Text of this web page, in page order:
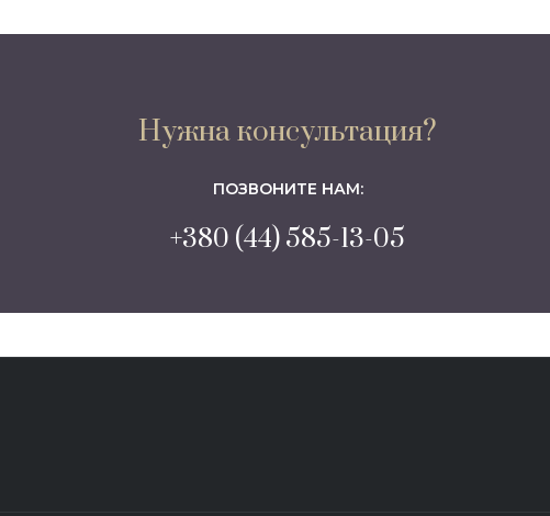
Нужна консультация?
ПОЗВОНИТЕ НАМ:
+380 (44) 585-13-05